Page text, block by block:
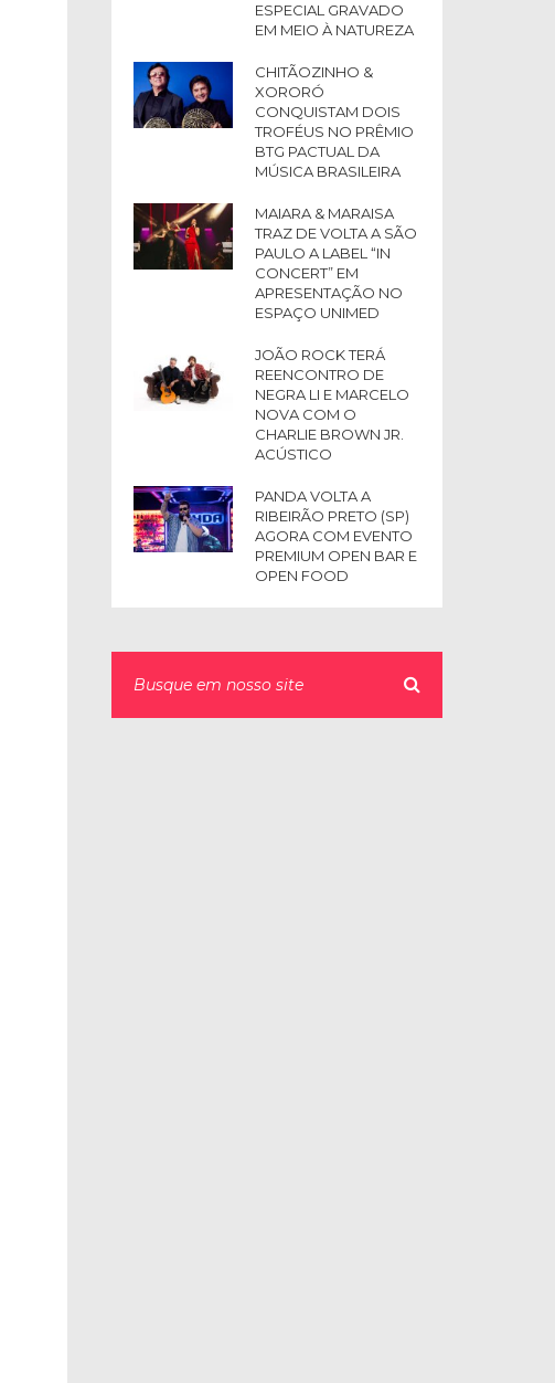
ESPECIAL GRAVADO
EM MEIO À NATUREZA
CHITÃOZINHO &
XORORÓ
CONQUISTAM DOIS
TROFÉUS NO PRÊMIO
BTG PACTUAL DA
MÚSICA BRASILEIRA
MAIARA & MARAISA
TRAZ DE VOLTA A SÃO
PAULO A LABEL “IN
CONCERT” EM
APRESENTAÇÃO NO
ESPAÇO UNIMED
JOÃO ROCK TERÁ
REENCONTRO DE
NEGRA LI E MARCELO
NOVA COM O
CHARLIE BROWN JR.
ACÚSTICO
PANDA VOLTA A
RIBEIRÃO PRETO (SP)
AGORA COM EVENTO
PREMIUM OPEN BAR E
OPEN FOOD